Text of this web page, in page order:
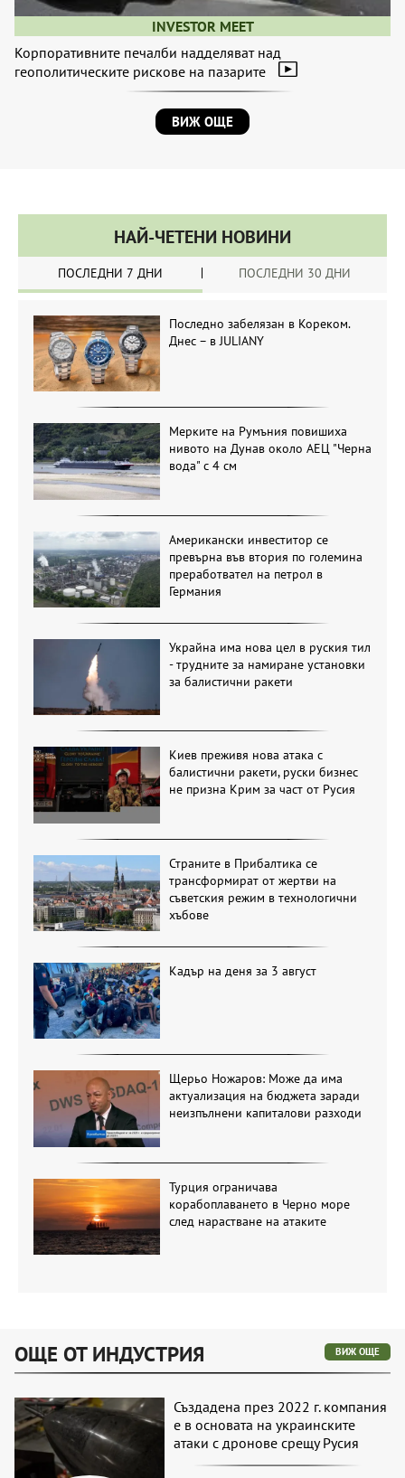
INVESTOR MEET
Корпоративните печалби надделяват над
геополитическите рискове на пазарите
ВИЖ ОЩЕ
НАЙ-ЧЕТЕНИ НОВИНИ
ПОСЛЕДНИ 7 ДНИ ПОСЛЕДНИ 30 ДНИ
Последно забелязан в Кореком.
Днес – в JULIANY
Мерките на Румъния повишиха
нивото на Дунав около АЕЦ "Черна
вода" с 4 см
Американски инвеститор се
превърна във втория по големина
преработвател на петрол в
Германия
Украйна има нова цел в руския тил
- трудните за намиране установки
за балистични ракети
Киев преживя нова атака с
балистични ракети, руски бизнес
не призна Крим за част от Русия
Страните в Прибалтика се
трансформират от жертви на
съветския режим в технологични
хъбове
Кадър на деня за 3 август
Щерьо Ножаров: Може да има
актуализация на бюджета заради
неизпълнени капиталови разходи
Турция ограничава
корабоплаването в Черно море
след нарастване на атаките
ОЩЕ ОТ ИНДУСТРИЯ ВИЖ ОЩЕ
Създадена през 2022 г. компания
е в основата на украинските
атаки с дронове срещу Русия